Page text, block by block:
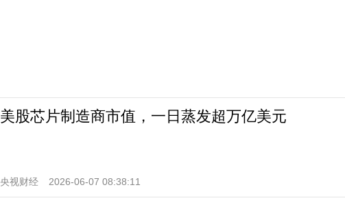
美股芯片制造商市值，一日蒸发超万亿美元
央视财经 2026-06-07 08:38:11